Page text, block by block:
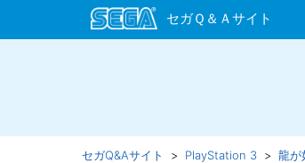
セガQ&Aサイト PlayStation 3 龍が